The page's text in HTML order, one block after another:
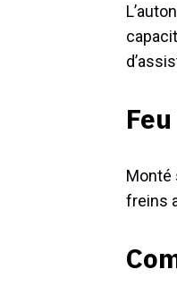
Monté
freins